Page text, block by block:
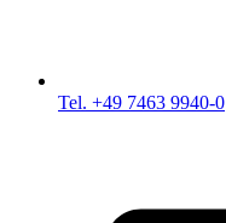
Tel. +49 7463 9940-0